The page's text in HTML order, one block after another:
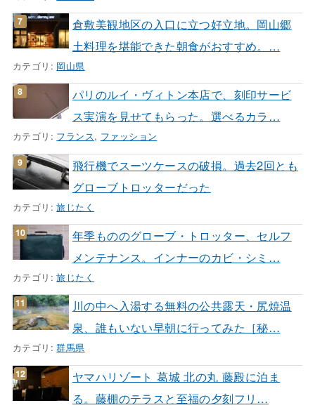
倉敷美観地区の入口に立つ好立地。岡山郷
土料理を堪能できた朝食がおすすめ。…
カテゴリ: 岡山県
パリのルイ・ヴィトン本店で、刻印サービ
ス実演を見せてもらった。選べるカラ…
カテゴリ: フランス, ファッション
飛行機でスーツケースの破損。過去2回とも
グローブトロッターだった
カテゴリ:旅じたく
年季もののグローブ・トロッター、セルフ
メンテナンス。インナーのカビ・シミ…
カテゴリ:旅じたく
川の中へ入湯する無料の公共露天・尻焼温
泉、誰もいない早朝に行ってみた［秘…
カテゴリ:群馬県
ヤマハリゾート 葛城 北の丸 藤殿に泊ま
る。藤棚のテラスと至福の夕刻フリ…